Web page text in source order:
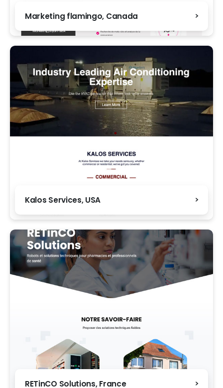
Marketing flamingo, Canada
Kalos Services, USA
RETinCO Solutions, France